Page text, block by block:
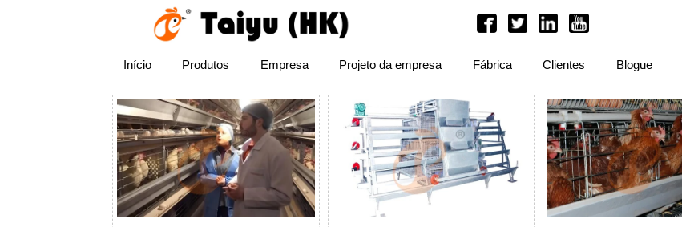
Início Produtos Empresa Projeto da empresa Fábrica Clientes Blogue